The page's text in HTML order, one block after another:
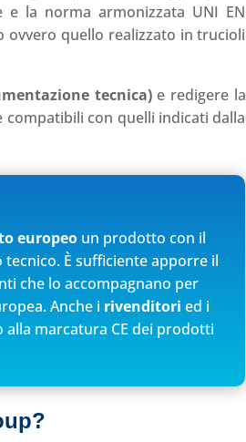
la norma armonizzata UNI EN
ovvero quello realizzato in trucioli
tecnica)e redigere la
con quelli indicati dalla
europeo un prodotto con il
È sufficiente apporre il
che lo accompagnano per
Anche i rivenditori ed i
alla marcatura CE dei prodotti
?